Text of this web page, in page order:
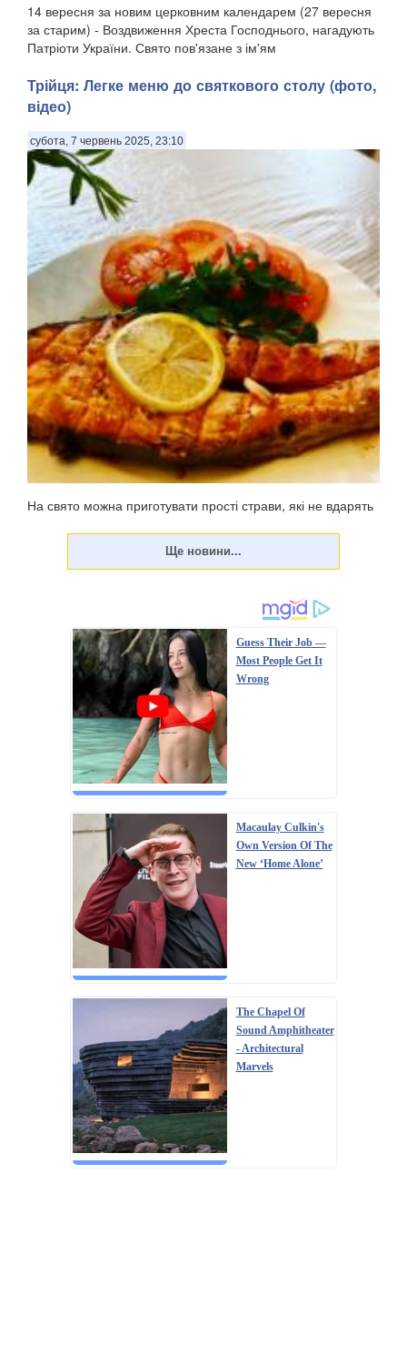
14 вересня за новим церковним календарем (27 вересня
за старим) - Воздвиження Хреста Господнього, нагадують
Патріоти України. Свято пов'язане з ім'ям
яка, згідно з церковним переказом, відшукала Хр...
Трійця: Легке меню до святкового столу (фото,
відео)
субота, 7 червень 2025, 23:10
На свято можна приготувати прості страви, які не вдарять
Трійця – 50-й день після Великодня (Воскресіння
Христове). Традиційно меню на Паску жирне, у ньому
Guess Their Job —
Most People Get It
Wrong
Macaulay Culkin's
Own Version Of The
New ‘Home Alone’
The Chapel Of
Sound Amphitheater
- Architectural
Marvels